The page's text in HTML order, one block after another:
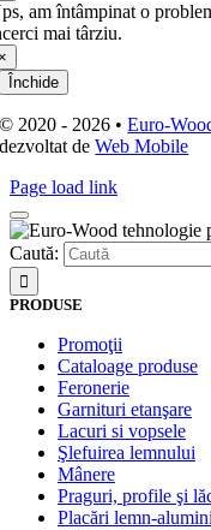
am întâmpinat o
mai târziu.
Închide
© 2020 - 2026 •Euro-
dezvoltat deWeb Mobile
Page load link
Caută:
PRODUSE
Promoţii
Cataloage produse
Feronerie
Garnituri etanşare
Lacuri si vopsele
Şlefuirea lemnului
Mânere
Praguri, profile şi
Placări lemn-